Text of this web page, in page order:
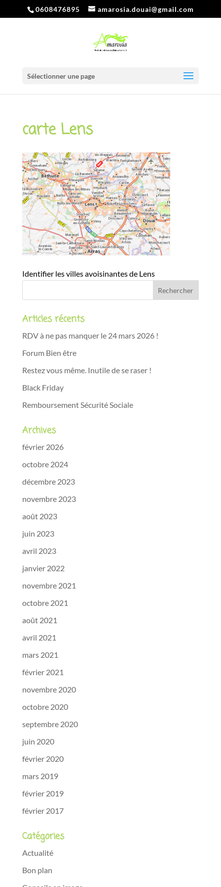
0608476895 amarosia.douai@gmail.com
Sélectionner une page
carte Lens
Identifier les villes avoisinantes de Lens
Articles récents
RDV à ne pas manquer le 24 mars 2026 !
Forum Bien être
Restez vous même. Inutile de se raser !
Black Friday
Remboursement Sécurité Sociale
Archives
février 2026
octobre 2024
décembre 2023
novembre 2023
août 2023
juin 2023
avril 2023
janvier 2022
novembre 2021
octobre 2021
août 2021
avril 2021
mars 2021
février 2021
novembre 2020
octobre 2020
septembre 2020
juin 2020
février 2020
mars 2019
février 2019
février 2017
Catégories
Actualité
Bon plan